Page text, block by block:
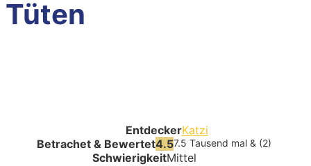
Tüten
EntdeckerKatzi
Betrachet & Bewertet4.57.5 Tausend mal & (2)
SchwierigkeitMittel